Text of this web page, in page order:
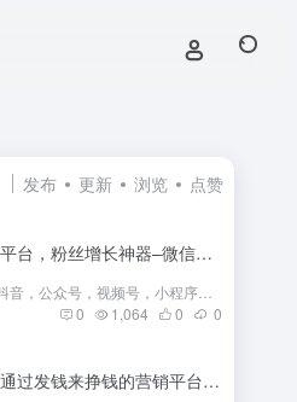
发布 更新 浏览 点赞
互粉平台，粉丝增长神器–微信群互粉|互粉大师|互粉软件|互粉平台|互关互粉|微信公众号互粉|互粉盒子|互粉大厅
0
1,064 0 0
一个通过发钱来挣钱的营销平台
- 最新版